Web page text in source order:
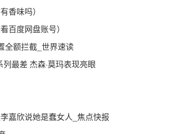
香味吗）
百度网盘账号）
全额拦截_世界速读
最差 杰森·莫玛表现亮眼
嘉欣说她是蠢女人_焦点快报